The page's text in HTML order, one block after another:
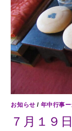
お知らせ / 年中行事
７月１９